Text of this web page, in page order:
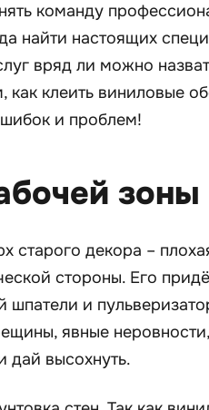
команду
найти настоящих
вряд ли можно
клеить виниловые
и проблем!
зоны
старого декора –
стороны. Его
шпатели и
явные
дай высохнуть.